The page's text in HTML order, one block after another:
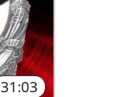
31:03